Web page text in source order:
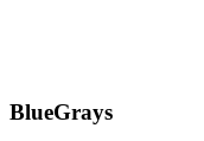
BlueGrays